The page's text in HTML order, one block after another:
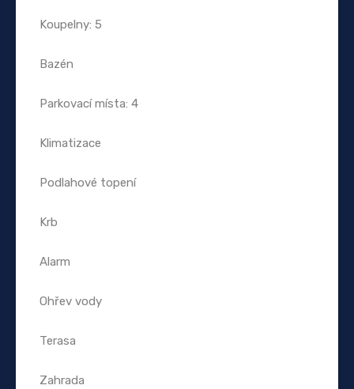
Koupelny: 5
Bazén
Parkovací místa: 4
Klimatizace
Podlahové topení
Krb
Alarm
Ohřev vody
Terasa
Zahrada